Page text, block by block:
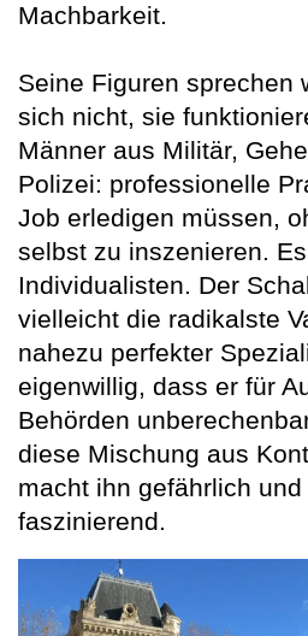
Machbarkeit.
Seine Figuren sprechen
sich nicht, sie
Männer aus Militär,
Polizei: professionelle
Job erledigen müssen,
selbst zu inszenieren.
Individualisten. Der
vielleicht die radikalste
nahezu perfekter
eigenwillig, dass er für
Behörden
diese Mischung aus
macht ihn gefährlich
faszinierend.